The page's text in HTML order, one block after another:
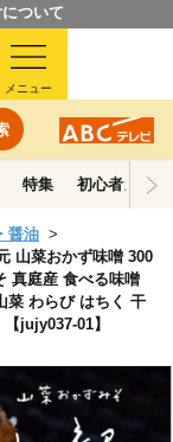
ついて
メニュー
特集 初心者ガイド
醤油
山菜おかず味噌 300
真庭産 食べる味噌
菜 わらび はちく 干
jujy037-01】